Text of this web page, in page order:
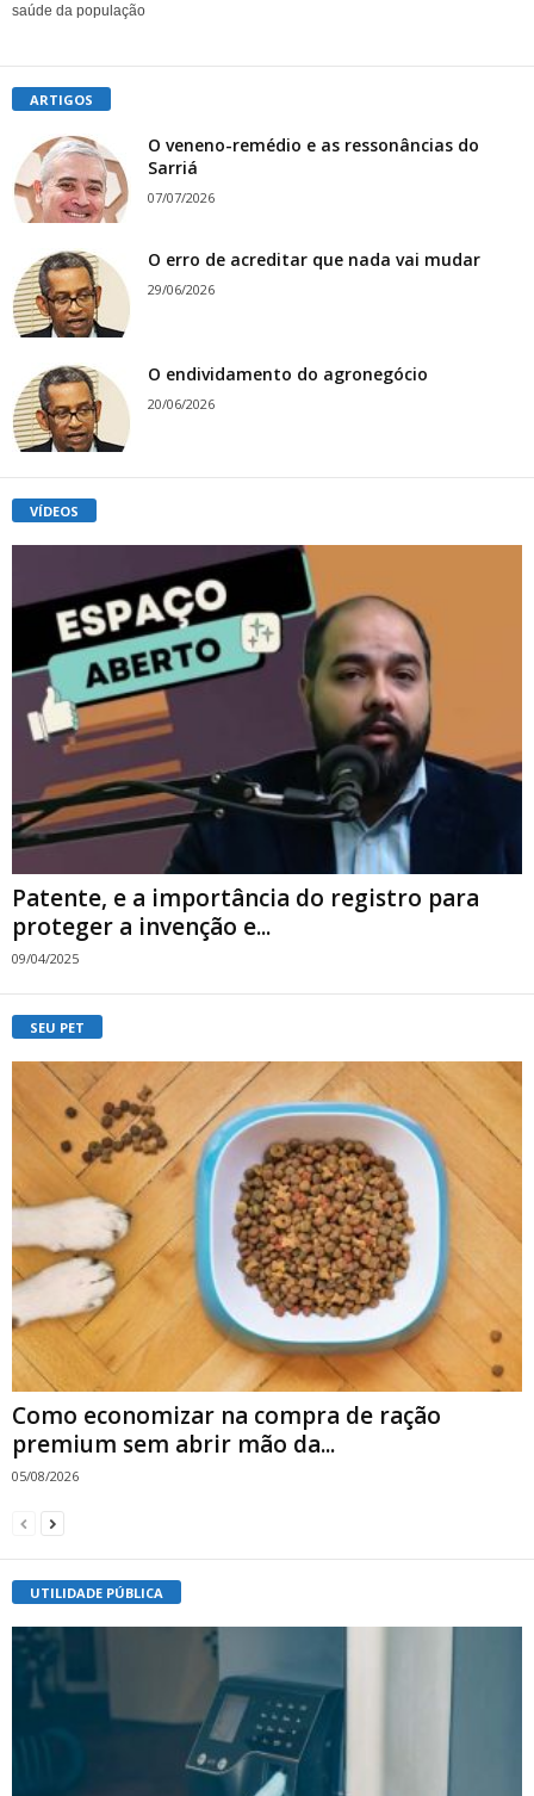
saúde da população
ARTIGOS
O veneno-remédio e as ressonâncias do
Sarriá
07/07/2026
O erro de acreditar que nada vai mudar
29/06/2026
O endividamento do agronegócio
20/06/2026
VÍDEOS
Patente, e a importância do registro para
proteger a invenção e...
09/04/2025
SEU PET
Como economizar na compra de ração
premium sem abrir mão da...
05/08/2026
UTILIDADE PÚBLICA